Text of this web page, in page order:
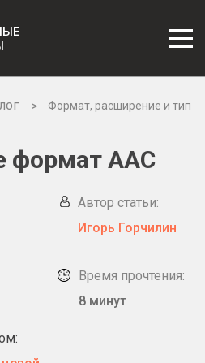
Формат, расширение и тип
формат AAC
Автор статьи:
Игорь Горчилин
Время прочтения:
8 минут